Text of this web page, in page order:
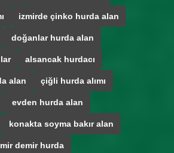
izmirde çinko hurda alan
doğanlar hurda alan
alsancak hurdacı
alan çiğli hurda alımı
evden hurda alan
konakta soyma bakır alan
demir hurda